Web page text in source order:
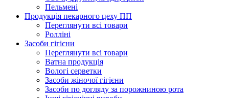
Пельмені
Продукцiя пекарного цеху ПП
Переглянути всі товари
Ролліні
Засоби гігієни
Переглянути всі товари
Ватна продукція
Вологi серветки
Засоби жіночої гігієни
Засоби по догляду за порожниною рота